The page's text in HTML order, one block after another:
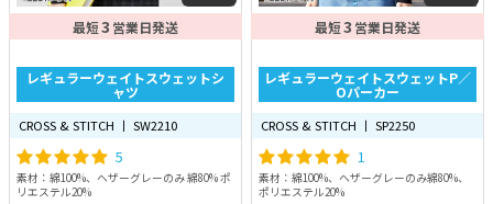
最短3 営業日発送
レギュラーウェイトスウェットシ
ャツ
CROSS & STITCH 丨 SW2210
5
素材：綿100%、ヘザーグレーのみ 綿80% ポ
リエステル20%
最短3 営業日発送
レギュラーウェイトスウェットP／
Oパーカー
CROSS & STITCH 丨 SP2250
1
素材：綿100%、ヘザーグレーのみ綿80%、
ポリエステル20%